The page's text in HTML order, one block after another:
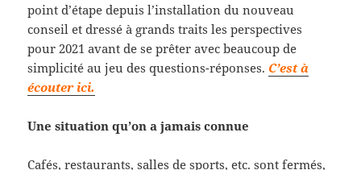
point d’étape depuis l’installation du nouveau
conseil et dressé à grands traits les perspectives
pour 2021 avant de se prêter avec beaucoup de
simplicité au jeu des questions-réponses. C’est à
écouter ici.
Une situation qu’on a jamais connue
Cafés, restaurants, salles de sports, etc. sont fermés,